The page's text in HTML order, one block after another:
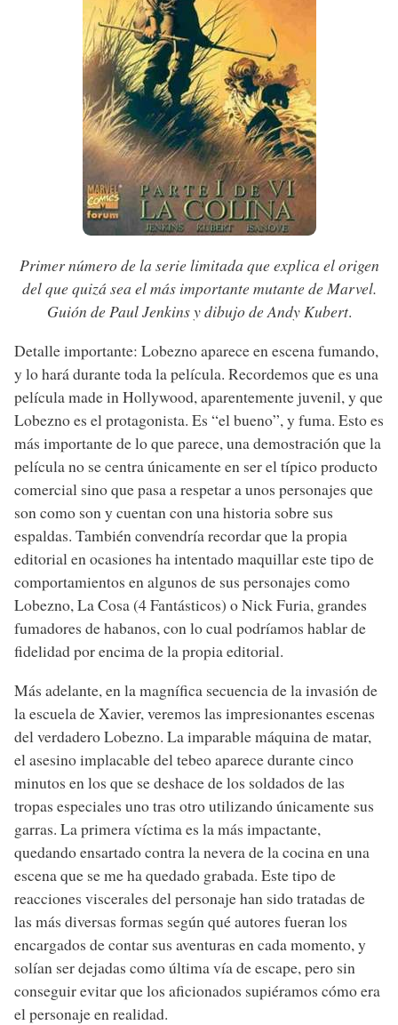
Primer número de la serie limitada que explica el origen
del que quizá sea el más importante mutante de Marvel.
Guión de Paul Jenkins y dibujo de Andy Kubert.
Detalle importante: Lobezno aparece en escena fumando,
y lo hará durante toda la película. Recordemos que es una
película made in Hollywood, aparentemente juvenil, y que
Lobezno es el protagonista. Es “el bueno”, y fuma. Esto es
más importante de lo que parece, una demostración que la
película no se centra únicamente en ser el típico producto
comercial sino que pasa a respetar a unos personajes que
son como son y cuentan con una historia sobre sus
espaldas. También convendría recordar que la propia
editorial en ocasiones ha intentado maquillar este tipo de
comportamientos en algunos de sus personajes como
Lobezno, La Cosa (4 Fantásticos) o Nick Furia, grandes
fumadores de habanos, con lo cual podríamos hablar de
fidelidad por encima de la propia editorial.
Más adelante, en la magnífica secuencia de la invasión de
la escuela de Xavier, veremos las impresionantes escenas
del verdadero Lobezno. La imparable máquina de matar,
el asesino implacable del tebeo aparece durante cinco
minutos en los que se deshace de los soldados de las
tropas especiales uno tras otro utilizando únicamente sus
garras. La primera víctima es la más impactante,
quedando ensartado contra la nevera de la cocina en una
escena que se me ha quedado grabada. Este tipo de
reacciones viscerales del personaje han sido tratadas de
las más diversas formas según qué autores fueran los
encargados de contar sus aventuras en cada momento, y
solían ser dejadas como última vía de escape, pero sin
conseguir evitar que los aficionados supiéramos cómo era
el personaje en realidad.